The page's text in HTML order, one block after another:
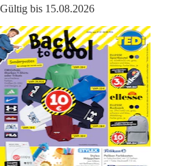
Gültig bis 15.08.2026